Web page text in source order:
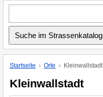
Startseite Orte Kleinwallstadt
Kleinwallstadt